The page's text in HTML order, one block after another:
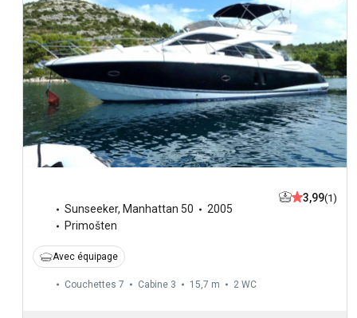
Sunseeker, Manhattan 50
2005
Primošten
3,99(1)
Avec équipage
Couchettes 7 Cabine 3 15,7 m 2 WC